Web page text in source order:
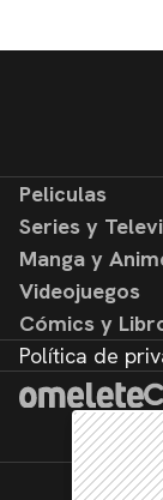
Peliculas
Noticias
Reseñas
Series y
Noticias
Reseñas
Manga y
Noticias
Reseñas
Videojuegos
Noticias
Reseñas
Cómics y
Noticias
Reseñas
Política de